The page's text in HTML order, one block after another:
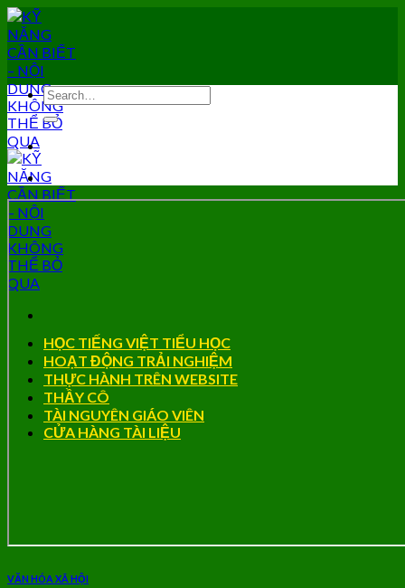
Skip
to
content
HỌC TIẾNG VIỆT TIỂU HỌC
HOẠT ĐỘNG TRẢI NGHIỆM
THỰC HÀNH TRÊN WEBSITE
THẦY CÔ
TÀI NGUYÊN GIÁO VIÊN
CỬA HÀNG TÀI LIỆU
VĂN HÓA XÃ HỘI